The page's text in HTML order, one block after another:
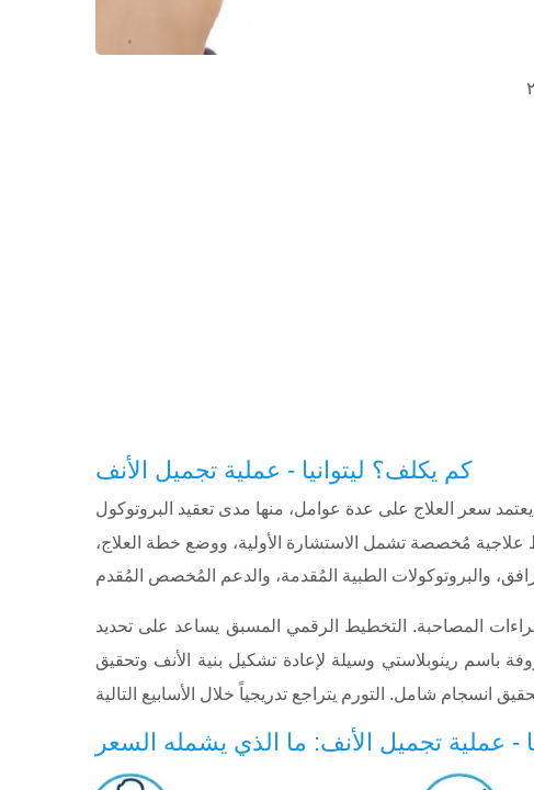
كم يكلف؟ ليتوانيا - عملية تجميل الأنف
يعتمد سعر العلاج على عدة عوامل، منها مدى تعقيد البروتوكول
علاجية مُخصصة تشمل الاستشارة الأولية، ووضع خطة العلاج،
المصاحبة. التخطيط الرقمي المسبق يساعد على تحديد
باسم رينوبلاستي وسيلة لإعادة تشكيل بنية الأنف وتحقيق
- عملية تجميل الأنف: ما الذي يشمله السعر